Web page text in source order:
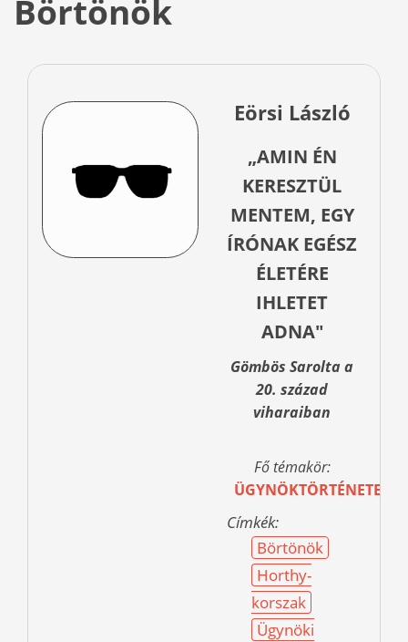
Börtönök
Eörsi László
„AMIN ÉN
KERESZTÜL
MENTEM, EGY
ÍRÓNAK EGÉSZ
ÉLETÉRE
IHLETET
ADNA"
Gömbös Sarolta a
20. század
viharaiban
Fő témakör:
ÜGYNÖKTÖRTÉNETEK
Címkék:
Börtönök
Horthy-
korszak
Ügynöki